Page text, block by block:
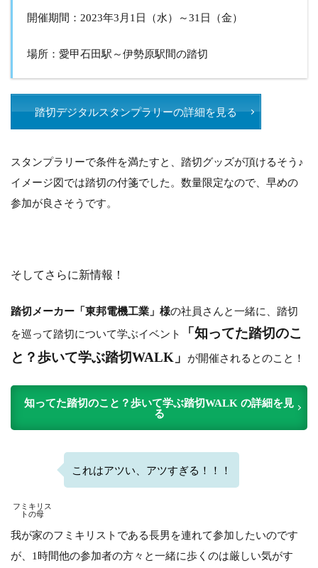
開催期間：2023年3月1日（水）～31日（金）
場所：愛甲石田駅～伊勢原駅間の踏切
踏切デジタルスタンプラリーの詳細を見る
スタンプラリーで条件を満たすと、踏切グッズが頂けるそう♪
イメージ図では踏切の付箋でした。数量限定なので、早めの
参加が良さそうです。
そしてさらに新情報！
踏切メーカー「東邦電機工業」様の社員さんと一緒に、踏切
を巡って踏切について学ぶイベント
「知ってた踏切のこ
と？歩いて学ぶ踏切WALK」
が開催されるとのこと！
知ってた踏切のこと？歩いて学ぶ踏切WALK の詳細を見
る
フミキリス
トの母
これはアツい、アツすぎる！！！
我が家のフミキリストである長男を連れて参加したいのです
が、1時間他の参加者の方々と一緒に歩くのは厳しい気がす